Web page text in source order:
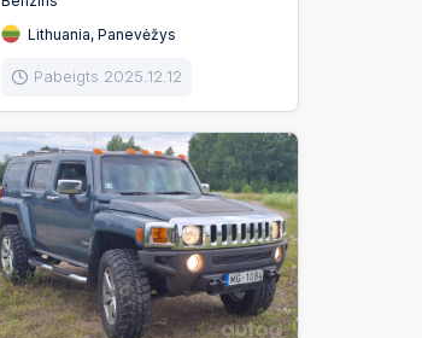
Lithuania, Panevėžys
Pabeigts 2025.12.12